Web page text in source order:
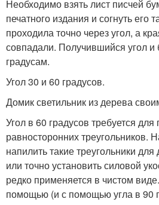
Необходимо взять лист писчей
печатного издания и согнуть его
проходила точно через угол, а
совпадали. Получившийся угол и
градусам.
Угол 30 и 60 градусов.
Домик светильник из дерева
Угол в 60 градусов требуется для
равносторонних треугольников.
напилить такие треугольники
или точно установить силовой
редко применяется в чистом
помощью (и с помощью угла в 90